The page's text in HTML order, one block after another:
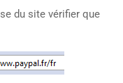
du site vérifier que